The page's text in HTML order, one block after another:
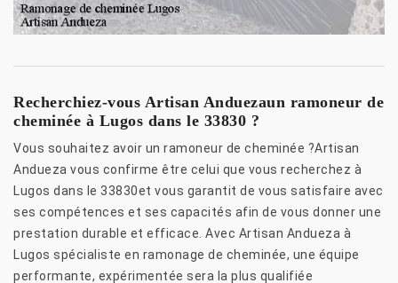
Recherchiez-vous Artisan Anduezaun ramoneur de
cheminée à Lugos dans le 33830 ?
Vous souhaitez avoir un ramoneur de cheminée ?Artisan
Andueza vous confirme être celui que vous recherchez à
Lugos dans le 33830et vous garantit de vous satisfaire avec
ses compétences et ses capacités afin de vous donner une
prestation durable et efficace. Avec Artisan Andueza à
Lugos spécialiste en ramonage de cheminée, une équipe
performante, expérimentée sera la plus qualifiée